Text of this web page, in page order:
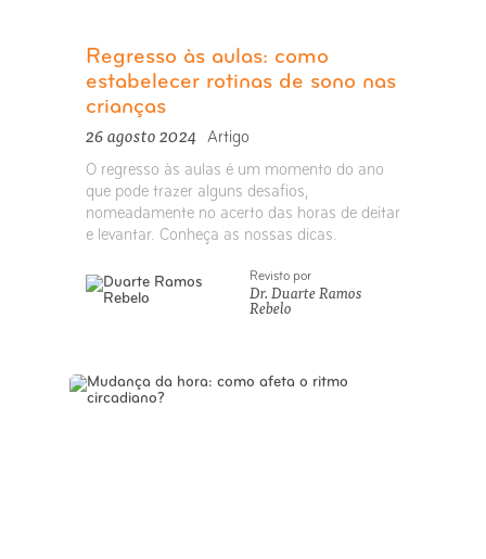
Regresso às aulas: como
estabelecer rotinas de sono nas
crianças
26 agosto 2024
Artigo
O regresso às aulas é um momento do ano
que pode trazer alguns desafios,
nomeadamente no acerto das horas de deitar
e levantar. Conheça as nossas dicas.
Revisto por
Dr. Duarte Ramos
Rebelo